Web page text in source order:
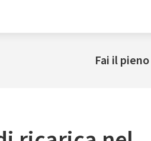
Fai il